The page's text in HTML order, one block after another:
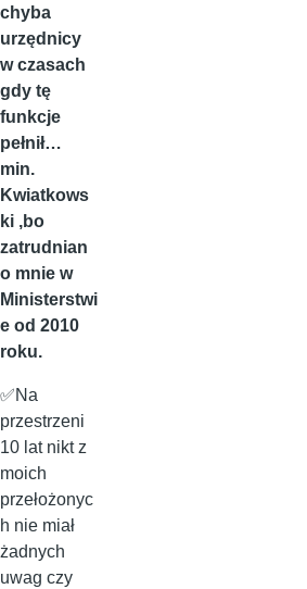
chyba
urzędnicy
w czasach
gdy tę
funkcje
pełnił…
min.
Kwiatkows
ki ,bo
zatrudnian
o mnie w
Ministerstwi
e od 2010
roku.
✅Na
przestrzeni
10 lat nikt z
moich
przełożonyc
h nie miał
żadnych
uwag czy